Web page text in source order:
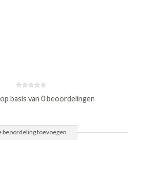
basis van 0 beoordelingen
beoordeling toevoegen